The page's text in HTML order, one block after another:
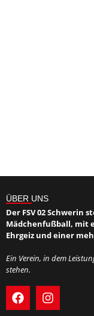
ÜBER UNS
Der FSV 02 Schwerin
Mädchenfußball, mit
Ehrgeiz und einer
Ein Verein, in dem
stehen.